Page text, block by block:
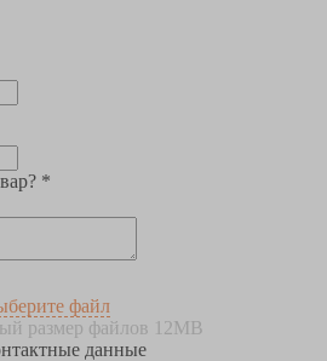
*
файл
размер файлов 12MB
данные